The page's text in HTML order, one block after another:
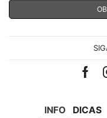
INFO DICAS